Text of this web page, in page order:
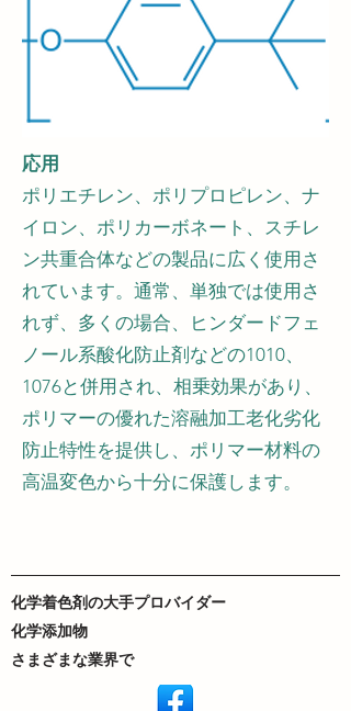
応用
ポリエチレン、ポリプロピレン、ナ
イロン、ポリカーボネート、スチレ
ン共重合体などの製品に広く使用さ
れています。通常、単独では使用さ
れず、多くの場合、ヒンダードフェ
ノール系酸化防止剤などの1010、
1076と併用され、相乗効果があり、
ポリマーの優れた溶融加工老化劣化
防止特性を提供し、ポリマー材料の
高温変色から十分に保護します。
化学着色剤の大手プロバイダー
化学添加物
さまざまな業界で